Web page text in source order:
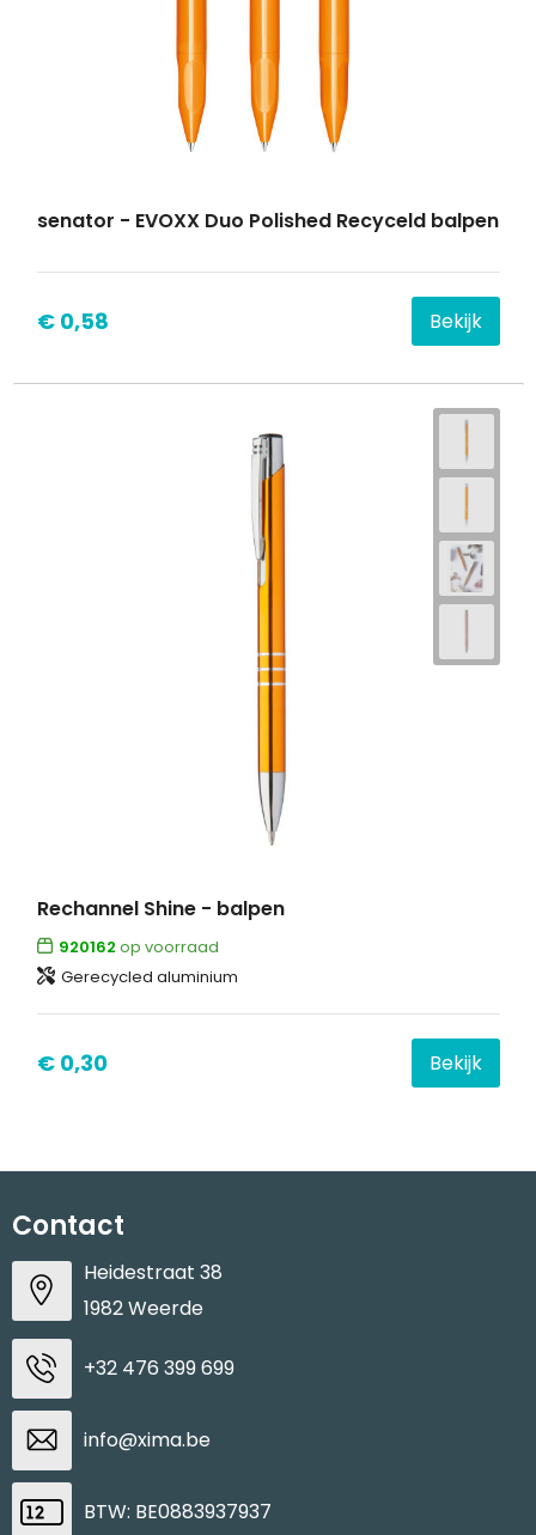
senator - EVOXX Duo Polished Recyceld balpen
€ 0,58 Bekijk
Rechannel Shine - balpen
920162 op voorraad
Gerecycled aluminium
€ 0,30 Bekijk
Contact
Heidestraat 38
1982 Weerde
+32 476 399 699
info@xima.be
BTW: BE0883937937